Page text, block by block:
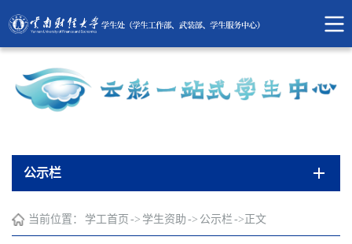
公示栏
当前位置： 学工首页 -> 学生资助 -> 公示栏 -> 正文